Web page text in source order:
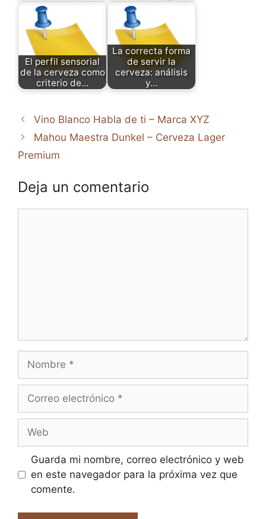
El perfil sensorial
de la cerveza como
criterio de…
La correcta forma
de servir la
cerveza: análisis
y…
Vino Blanco Habla de ti – Marca XYZ
Mahou Maestra Dunkel – Cerveza Lager
Premium
Deja un comentario
Nombre
Correo
Web
Guarda mi nombre, correo electrónico y web
en este navegador para la próxima vez que
comente.